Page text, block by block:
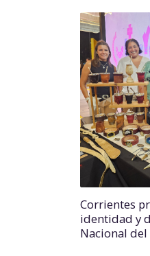
Corrientes
identidad y
Nacional